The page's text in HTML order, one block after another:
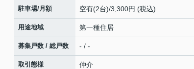
駐車場/月額 空有(2台)/3,300円 (税込)
用途地域 第一種住居
募集戸数 / 総戸数 - / -
取引態様 仲介